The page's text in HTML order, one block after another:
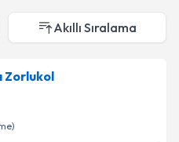
Akıllı Sıralama
Zorlukol